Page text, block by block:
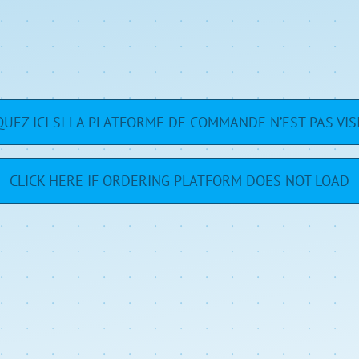
ICI SI LA PLATFORME DE COMMANDE N’EST PAS
CLICK HERE IF ORDERING PLATFORM DOES NOT LOAD